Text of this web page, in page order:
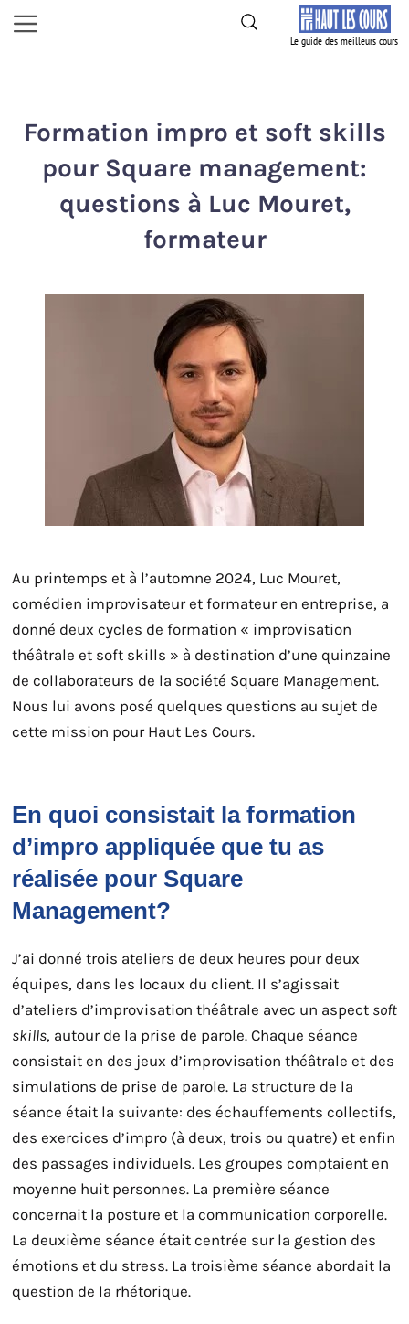
Aller
au
Menu
Formation impro et soft skills
pour Square management:
questions à Luc Mouret,
formateur
Au printemps et à l’automne 2024, Luc Mouret,
comédien improvisateur et formateur en entreprise, a
donné deux cycles de formation « improvisation
théâtrale et soft skills » à destination d’une quinzaine
de collaborateurs de la société Square Management.
Nous lui avons posé quelques questions au sujet de
cette mission pour Haut Les Cours.
En quoi consistait la formation
d’impro appliquée que tu as
réalisée pour Square
Management?
J’ai donné trois ateliers de deux heures pour deux
équipes, dans les locaux du client. Il s’agissait
d’ateliers d’improvisation théâtrale avec un aspect soft
skills, autour de la prise de parole. Chaque séance
consistait en des jeux d’improvisation théâtrale et des
simulations de prise de parole. La structure de la
séance était la suivante: des échauffements collectifs,
des exercices d’impro (à deux, trois ou quatre) et enfin
des passages individuels. Les groupes comptaient en
moyenne huit personnes. La première séance
concernait la posture et la communication corporelle.
La deuxième séance était centrée sur la gestion des
émotions et du stress. La troisième séance abordait la
question de la rhétorique.